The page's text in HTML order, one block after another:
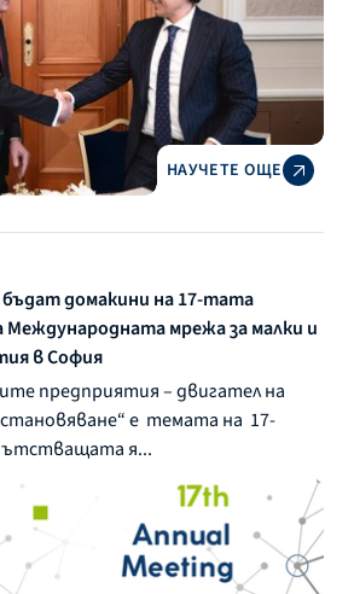
НАУЧЕТЕ ОЩЕ
домакини на 17-тата
мрежа за малки и
в София
предприятия – двигател на
е темата на 17-
я...